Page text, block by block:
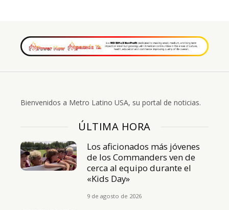
Bienvenidos a Metro Latino USA, su portal de noticias.
ÚLTIMA HORA
Los aficionados más jóvenes
de los Commanders ven de
cerca al equipo durante el
«Kids Day»
9 de agosto de 2026